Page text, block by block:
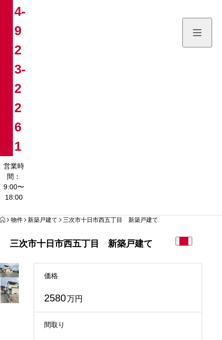
分譲マンション
お問い合わせ
4-
9
2
3-
2
2
6
1
営業時
間：
9:00〜
18:00
HOME
物件 新築戸建て 三次市十日市西五丁目 新築戸建て
三次市十日市西五丁目 新築戸建て
価格
2580万円
間取り